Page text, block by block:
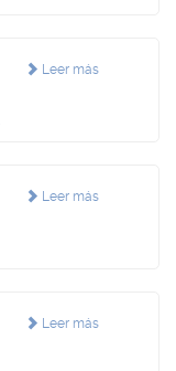
Leer más
Leer más
Leer más